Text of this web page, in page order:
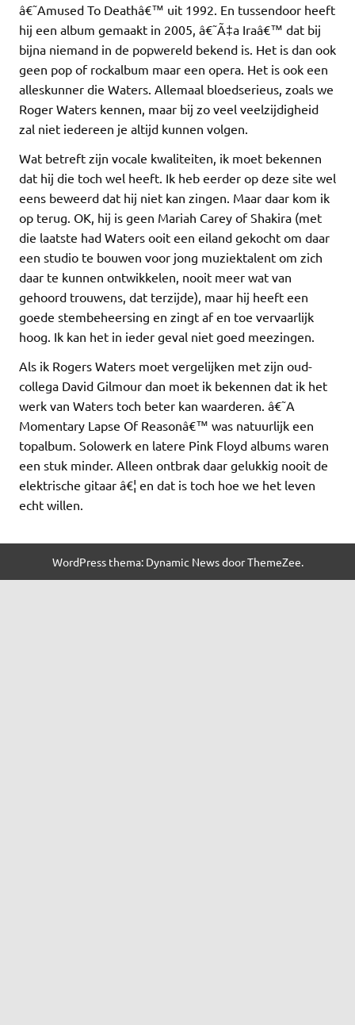
â€˜Amused To Deathâ€™ uit 1992. En tussendoor heeft
hij een album gemaakt in 2005, â€˜Ã‡a Iraâ€™ dat bij
bijna niemand in de popwereld bekend is. Het is dan ook
geen pop of rockalbum maar een opera. Het is ook een
alleskunner die Waters. Allemaal bloedserieus, zoals we
Roger Waters kennen, maar bij zo veel veelzijdigheid
zal niet iedereen je altijd kunnen volgen.
Wat betreft zijn vocale kwaliteiten, ik moet bekennen
dat hij die toch wel heeft. Ik heb eerder op deze site wel
eens beweerd dat hij niet kan zingen. Maar daar kom ik
op terug. OK, hij is geen Mariah Carey of Shakira (met
die laatste had Waters ooit een eiland gekocht om daar
een studio te bouwen voor jong muziektalent om zich
daar te kunnen ontwikkelen, nooit meer wat van
gehoord trouwens, dat terzijde), maar hij heeft een
goede stembeheersing en zingt af en toe vervaarlijk
hoog. Ik kan het in ieder geval niet goed meezingen.
Als ik Rogers Waters moet vergelijken met zijn oud-
collega David Gilmour dan moet ik bekennen dat ik het
werk van Waters toch beter kan waarderen. â€˜A
Momentary Lapse Of Reasonâ€™ was natuurlijk een
topalbum. Solowerk en latere Pink Floyd albums waren
een stuk minder. Alleen ontbrak daar gelukkig nooit de
elektrische gitaar â€¦ en dat is toch hoe we het leven
echt willen.
WordPress thema: Dynamic News door ThemeZee.